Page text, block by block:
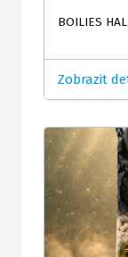
BOILIES
Zobrazit